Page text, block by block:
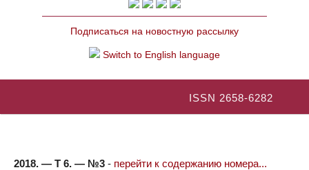
Подписаться на новостную рассылку
Switch to English language
ISSN 2658-6282
2018. — Т 6. — №3 - перейти к содержанию номера...